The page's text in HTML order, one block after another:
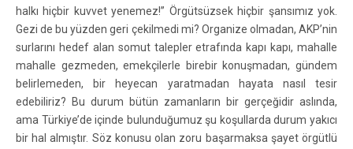
halkı hiçbir kuvvet yenemez!” Örgütsüzsek hiçbir şansımız yok.
Gezi de bu yüzden geri çekilmedi mi? Organize olmadan, AKP’nin
surlarını hedef alan somut talepler etrafında kapı kapı, mahalle
mahalle gezmeden, emekçilerle birebir konuşmadan, gündem
belirlemeden, bir heyecan yaratmadan hayata nasıl tesir
edebiliriz? Bu durum bütün zamanların bir gerçeğidir aslında,
ama Türkiye’de içinde bulunduğumuz şu koşullarda durum yakıcı
bir hal almıştır. Söz konusu olan zoru başarmaksa şayet örgütlü